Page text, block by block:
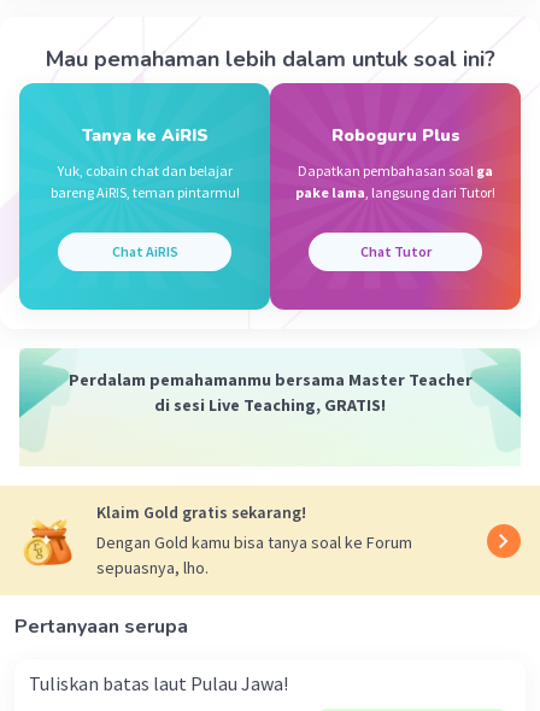
02 Oktober 2023 23:11
Berdasarkan Informasi dari Badan Informasi
Geopasial (BIG), luas wilayah Indonesia untuk
3.257.483 km².
Beri Rating·0.0(0) Balas
Mau pemahaman lebih dalam untuk soal ini?
Tanya ke AiRIS
Yuk, cobain chat dan belajar
bareng AiRIS, teman pintarmu!
Chat AiRIS
Roboguru Plus
Dapatkan pembahasan soal ga
pake lama, langsung dari Tutor!
Chat Tutor
Perdalam pemahamanmu bersama Master Teacher
di sesi Live Teaching, GRATIS!
Klaim Gold gratis sekarang!
Dengan Gold kamu bisa tanya soal ke Forum
sepuasnya, lho.
Pertanyaan serupa
Tuliskan batas laut Pulau Jawa!